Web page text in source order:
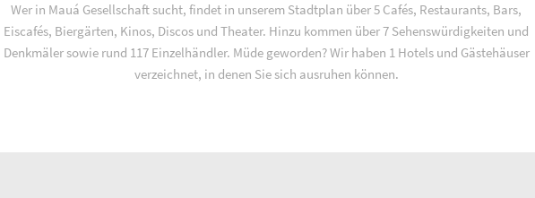
Wer in Mauá Gesellschaft sucht, findet in unserem Stadtplan über 5 Cafés, Restaurants, Bars,
Eiscafés, Biergärten, Kinos, Discos und Theater. Hinzu kommen über 7 Sehenswürdigkeiten und
Denkmäler sowie rund 117 Einzelhändler. Müde geworden? Wir haben 1 Hotels und Gästehäuser
verzeichnet, in denen Sie sich ausruhen können.